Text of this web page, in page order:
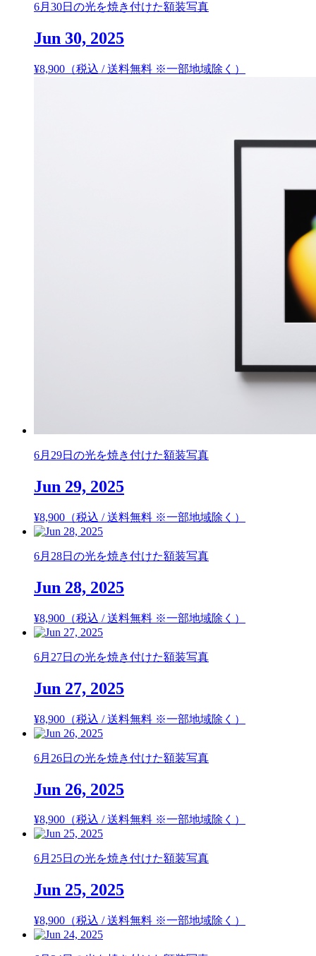
6月30日の光を焼き付けた額装写真
Jun 30, 2025
¥8,900 （税込 / 送料無料 ※一部地域除く）
6月29日の光を焼き付けた額装写真
Jun 29, 2025
¥8,900 （税込 / 送料無料 ※一部地域除く）
6月28日の光を焼き付けた額装写真
Jun 28, 2025
¥8,900 （税込 / 送料無料 ※一部地域除く）
6月27日の光を焼き付けた額装写真
Jun 27, 2025
¥8,900 （税込 / 送料無料 ※一部地域除く）
6月26日の光を焼き付けた額装写真
Jun 26, 2025
¥8,900 （税込 / 送料無料 ※一部地域除く）
6月25日の光を焼き付けた額装写真
Jun 25, 2025
¥8,900 （税込 / 送料無料 ※一部地域除く）